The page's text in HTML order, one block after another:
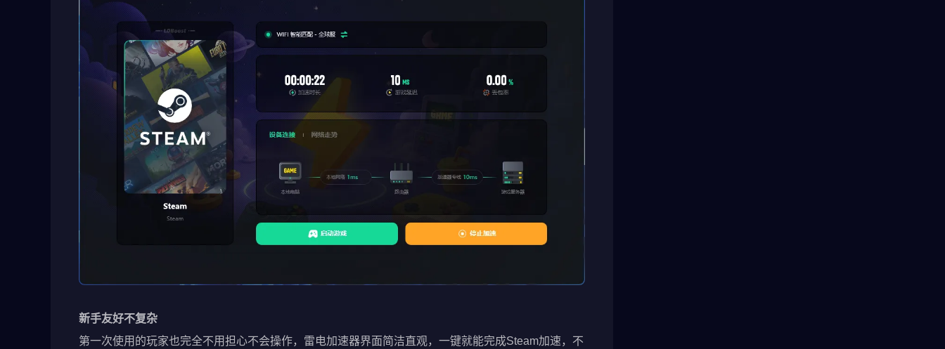
新手友好不复杂
第一次使用的玩家也完全不用担心不会操作，雷电加速器界面简洁直观，一键就能完成Steam加速，不